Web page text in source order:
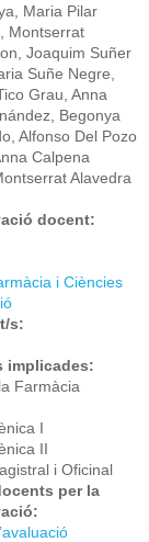
Maria Pilar
Montserrat
Joaquim Suñer
Suñe Negre,
Grau, Anna
Begonya
Alfonso Del Pozo
Calpena
Alavedra
docent:
i Ciències
s:
implicades:
Farmàcia
I
II
i Oficinal
per la